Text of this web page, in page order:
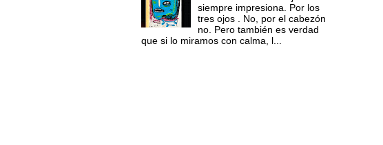
siempre impresiona. Por los
tres ojos . No, por el cabezón
no. Pero también es verdad
que si lo miramos con calma, l...